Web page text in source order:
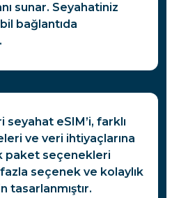
sunar. Seyahatiniz
bağlantıda
seyahat eSIM’i, farklı
ve veri ihtiyaçlarına
paket seçenekleri
seçenek ve kolaylık
tasarlanmıştır.